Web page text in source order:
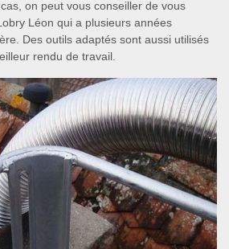
on peut vous conseiller de vous
Léon qui a plusieurs années
Des outils adaptés sont aussi utilisés
rendu de travail.